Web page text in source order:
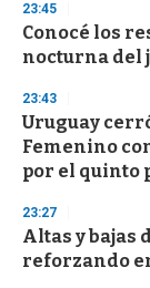
d
s
o
f
3
s
e
c
o
d
s
23:45
Conocé los
nocturna del
23:43
Uruguay
Femenino
por el quinto
23:27
Altas y bajas
reforzando